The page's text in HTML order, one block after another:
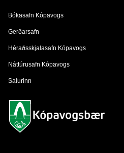
Bókasafn Kópavogs
Gerðarsafn
Héraðsskjalasafn Kópavogs
Náttúrusafn Kópavogs
Salurinn